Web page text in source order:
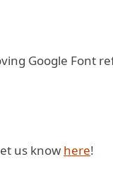
Google Font
us know here!